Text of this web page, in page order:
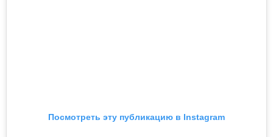
Посмотреть эту публикацию в Instagram